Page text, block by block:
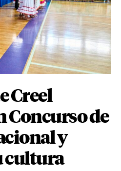
Creel
Concurso de
y
cultura